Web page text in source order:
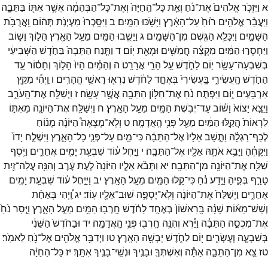
א וַיִּזְכֹּ֤ראֱלֹהִים֙אֶת־נֹ֔חַ וְאֵ֤תכָּל־הַֽחַיָּה֙ וְאֶת־כָּל־הַבְּהֵמָ֔ה אֲשֶׁ֥ראִתּ֖וֹ בַּתֵּבָ֑ה
וַיַּעֲבֵ֨ראֱלֹהִ֥ים ר֙וּחַ֙עַל־הָאָ֔רֶץ וַיָּשֹׁ֖כּוּ הַמָּֽיִם׃ ב וַיִּסָּֽכְרוּ֙ מַעְיְנֹ֣ת תְּה֔וֹם וַֽאֲרֻבֹּ֖ת
הַשָּׁמָ֑יִם וַיִּכָּלֵ֥א הַגֶּ֖שֶׁם מִן־הַשָּׁמָֽיִם׃ ג וַיָּשֻׁ֧בוּ הַמַּ֛יִם מֵעַ֥ל הָאָ֖רֶץ הָל֣וֹךְ וָשׁ֑וֹב
וַיַּחְסְר֣וּ הַמַּ֔יִם מִקְצֵ֕ה חֲמִשִּׁ֥ים וּמְאַ֖ת יֽוֹם׃ ד וַתָּ֤נַח הַתֵּבָה֙ בַּחֹ֣דֶשׁ הַשְּׁבִיעִ֔י
בְּשִׁבְעָה־עָשָׂ֥ר י֖וֹם לַחֹ֑דֶשׁעַ֖ל הָרֵ֥י אֲרָרָֽט׃ ה וְהַמַּ֗יִם הָיוּ֙ הָל֣וֹךְ וְחָס֔וֹרעַ֖ד
הַחֹ֣דֶשׁ הָֽעֲשִׂירִ֑י בָּֽעֲשִׂירִי֙ בְּאֶחָ֣דלַחֹ֔דֶשׁ נִרְא֖וּ רָאשֵׁ֥י הֶֽהָרִֽים׃ ו וַֽיְהִ֕י מִקֵּ֖ץ
אַרְבָּעִ֣ים י֑וֹם וַיִּפְתַּ֣ח נֹ֔חַ אֶת־חַלּ֥וֹן הַתֵּבָ֖ה אֲשֶׁ֥רעָשָֽׂה׃ ז וַיְשַׁלַּ֖ח אֶת־הָֽעֹרֵ֑ב
וַיֵּצֵ֤א יָצוֹא֙ וָשׁ֔וֹבעַד־יְבֹ֥שֶׁת הַמַּ֖יִם מֵעַ֥ל הָאָֽרֶץ׃ ח וַיְשַׁלַּ֥ח אֶת־הַיּוֹנָ֖ה מֵאִתּ֑וֹ
לִרְאוֹת֙ הֲקַ֣לּוּ הַמַּ֔יִם מֵעַ֖ל פְּנֵ֥י הָֽאֲדָמָֽה׃ ט וְלֹֽא־מָצְאָה֩ הַיּוֹנָ֨ה מָנ֜וֹחַ
לְכַף־רַגְלָ֗הּ וַתָּ֤שָׁבאֵלָיו֙אֶל־הַתֵּבָ֔ה כִּי־מַ֖יִם עַל־פְּנֵ֣י כָל־הָאָ֑רֶץ וַיִּשְׁלַ֤ח יָדוֹ֙
וַיִּקָּחֶ֔הָ וַיָּבֵ֥אאֹתָ֛הּ אֵלָ֖יו אֶל־הַתֵּבָֽה׃ י וַיָּ֣חֶלע֔וֹד שִׁבְעַ֥ת יָמִ֖ים אֲחֵרִ֑ים וַיֹּ֛סֶף
שַׁלַּ֥ח אֶת־הַיּוֹנָ֖ה מִן־הַתֵּבָֽה׃ יא וַתָּבֹ֨אאֵלָ֤יו הַיּוֹנָה֙לְעֵ֣תעֶ֔רֶב וְהִנֵּ֥ה עֲלֵה־זַ֖יִת
טָרָ֣ף בְּפִ֑יהָ וַיֵּ֣דַע נֹ֔חַ כִּי־קַ֥לּוּ הַמַּ֖יִם מֵעַ֥ל הָאָֽרֶץ׃ יב וַיִּיָּ֣חֶלע֔וֹד שִׁבְעַ֥ת יָמִ֖ים
אֲחֵרִ֑ים וַיְשַׁלַּח֙אֶת־הַיּוֹנָ֔ה וְלֹֽא־יָסְפָ֥ה שׁוּב־אֵלָ֖יו עֽוֹד׃ יגוַֽ֠יְהִי בְּאַחַ֨ת
וְשֵׁשׁ־מֵא֜וֹת שָׁנָ֗ה בָּֽרִאשׁוֹן֙ בְּאֶחָ֣דלַחֹ֔דֶשׁ חָֽרְב֥וּ הַמַּ֖יִם מֵעַ֣ל הָאָ֑רֶץ וַיָּ֤סַר נֹ֙חַ֙
אֶת־מִכְסֵ֣ה הַתֵּבָ֔ה וַיַּ֕רְא וְהִנֵּ֥ה חָֽרְב֖וּ פְּנֵ֥י הָֽאֲדָמָֽה׃ יד וּבַחֹ֙דֶשׁ֙ הַשֵּׁנִ֔י
בְּשִׁבְעָ֧ה וְעֶשְׂרִ֛ים י֖וֹם לַחֹ֑דֶשׁ יָבְשָׁ֖ה הָאָֽרֶץ׃טו וַיְדַבֵּ֥ראֱלֹהִ֖ים אֶל־נֹ֥חַ לֵאמֹֽר׃
טז צֵ֖א מִן־הַתֵּבָ֑ה אַתָּ֕ה וְאִשְׁתְּךָ֛ וּבָנֶ֥יךָ וּנְשֵֽׁי־בָנֶ֖יךָאִתָּֽךְ׃ יזכָּל־הַחַיָּ֨ה